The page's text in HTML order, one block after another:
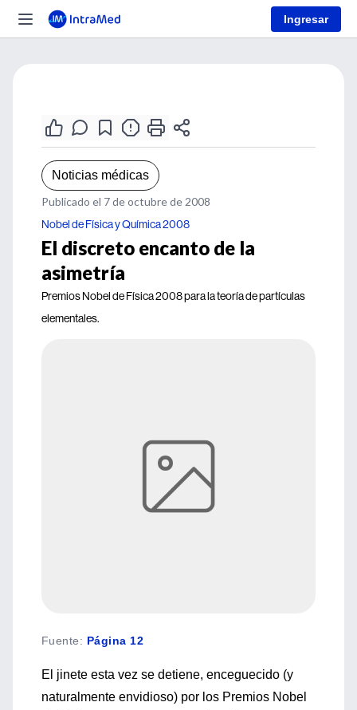
Ingresar
Noticias médicas
Publicado el 7 de octubre de 2008
Nobel de Física y Química 2008
El discreto encanto de la
asimetría
Premios Nobel de Física 2008 para la teoría de partículas
elementales.
Fuente: Página 12
El jinete esta vez se detiene, enceguecido (y
naturalmente envidioso) por los Premios Nobel